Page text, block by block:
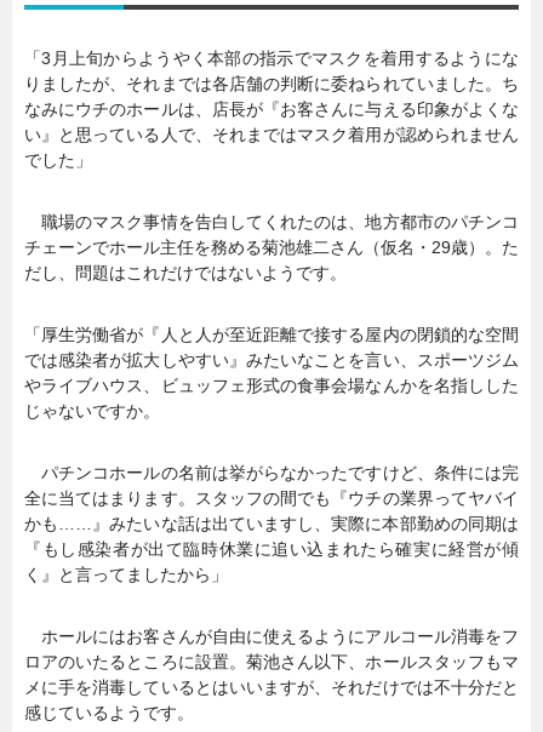
「3月上旬からようやく本部の指示でマスクを着用するようにな
りましたが、それまでは各店舗の判断に委ねられていました。ち
なみにウチのホールは、店長が『お客さんに与える印象がよくな
い』と思っている人で、それまではマスク着用が認められません
でした」
職場のマスク事情を告白してくれたのは、地方都市のパチンコ
チェーンでホール主任を務める菊池雄二さん（仮名・29歳）。た
だし、問題はこれだけではないようです。
「厚生労働省が『人と人が至近距離で接する屋内の閉鎖的な空間
では感染者が拡大しやすい』みたいなことを言い、スポーツジム
やライブハウス、ビュッフェ形式の食事会場なんかを名指しした
じゃないですか。
パチンコホールの名前は挙がらなかったですけど、条件には完
全に当てはまります。スタッフの間でも『ウチの業界ってヤバイ
かも……』みたいな話は出ていますし、実際に本部勤めの同期は
『もし感染者が出て臨時休業に追い込まれたら確実に経営が傾
く』と言ってましたから」
ホールにはお客さんが自由に使えるようにアルコール消毒をフ
ロアのいたるところに設置。菊池さん以下、ホールスタッフもマ
メに手を消毒しているとはいいますが、それだけでは不十分だと
感じているようです。